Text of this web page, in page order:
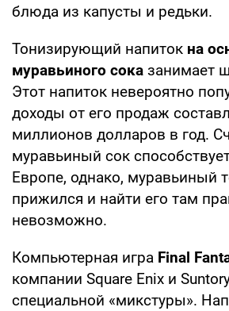
блюда из капусты и редьки.
Тонизирующий напиток на
муравьиного сока занимает
Этот напиток невероятно
доходы от его продаж
миллионов долларов в год.
муравьиный сок
Европе, однако, муравьиный
прижился и найти его там
невозможно.
Компьютерная игра Final
компании Square Enix и
специальной «микстуры».